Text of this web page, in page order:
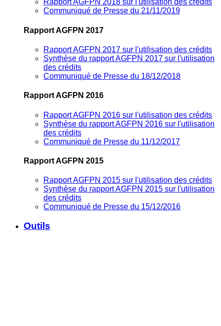
Rapport AGFPN 2018 sur l'utilisation des crédits
Communiqué de Presse du 21/11/2019
Rapport AGFPN 2017
Rapport AGFPN 2017 sur l'utilisation des crédits
Synthèse du rapport AGFPN 2017 sur l'utilisation
des crédits
Communiqué de Presse du 18/12/2018
Rapport AGFPN 2016
Rapport AGFPN 2016 sur l'utilisation des crédits
Synthèse du rapport AGFPN 2016 sur l'utilisation
des crédits
Communiqué de Presse du 11/12/2017
Rapport AGFPN 2015
Rapport AGFPN 2015 sur l'utilisation des crédits
Synthèse du rapport AGFPN 2015 sur l'utilisation
des crédits
Communiqué de Presse du 15/12/2016
Outils